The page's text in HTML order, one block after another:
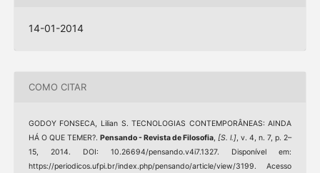
14-01-2014
COMO CITAR
GODOY FONSECA, Lilian S. TECNOLOGIAS CONTEMPORÂNEAS: AINDA
HÁ O QUE TEMER?. Pensando - Revista de Filosofia [S. l.] , v. 4, n. 7, p. 2–
15, 2014. DOI: 10.26694/pensando.v4i7.1327. Disponível em:
https://periodicos.ufpi.br/index.php/pensando/article/view/3199. Acesso